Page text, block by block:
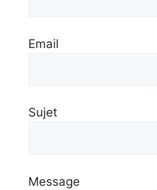
Email
Sujet
Message